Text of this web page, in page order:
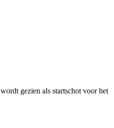
gezien als startschot voor het